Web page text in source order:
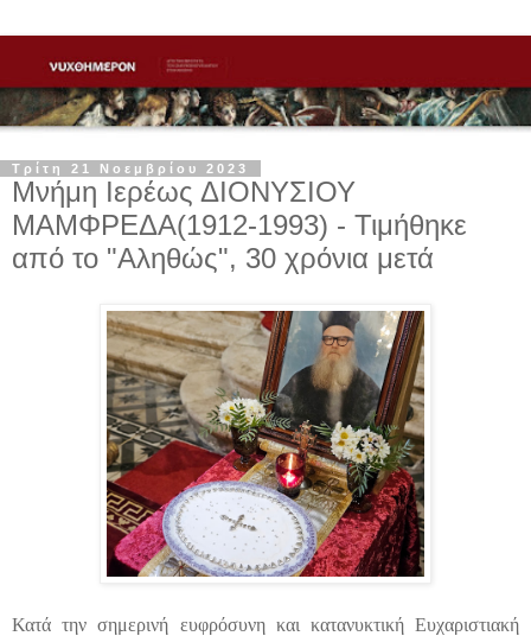
Τρίτη 21 Νοεμβρίου 2023
Μνήμη Ιερέως ΔΙΟΝΥΣΙΟΥ
ΜΑΜΦΡΕΔΑ(1912-1993) - Τιμήθηκε
από το "Αληθώς", 30 χρόνια μετά
Κατά την σημερινή ευφρόσυνη και κατανυκτική Ευχαριστιακή